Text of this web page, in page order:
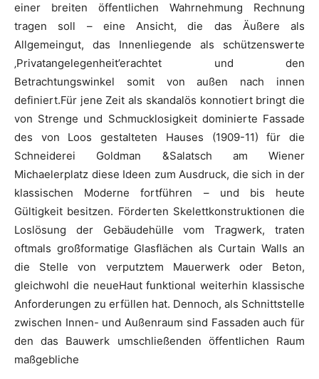
einer breiten öffentlichen Wahrnehmung Rechnung
tragen soll – eine Ansicht, die das Äußere als
Allgemeingut, das Innenliegende als schützenswerte
‚Privatangelegenheit’erachtet und den
Betrachtungswinkel somit von außen nach innen
definiert.Für jene Zeit als skandalös konnotiert bringt die
von Strenge und Schmucklosigkeit dominierte Fassade
des von Loos gestalteten Hauses (1909-11) für die
Schneiderei Goldman &Salatsch am Wiener
Michaelerplatz diese Ideen zum Ausdruck, die sich in der
klassischen Moderne fortführen – und bis heute
Gültigkeit besitzen. Förderten Skelettkonstruktionen die
Loslösung der Gebäudehülle vom Tragwerk, traten
oftmals großformatige Glasflächen als Curtain Walls an
die Stelle von verputztem Mauerwerk oder Beton,
gleichwohl die neueHaut funktional weiterhin klassische
Anforderungen zu erfüllen hat. Dennoch, als Schnittstelle
zwischen Innen- und Außenraum sind Fassaden auch für
den das Bauwerk umschließenden öffentlichen Raum
maßgebliche